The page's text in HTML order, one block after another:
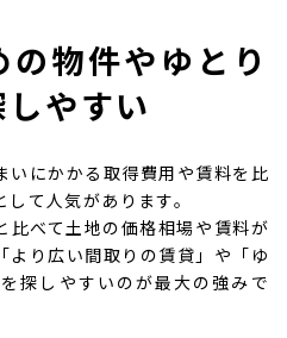
物件やゆとり
やすい
いにかかる取得費用や賃料を比
て人気があります。
比べて土地の価格相場や賃料が
より広い間取りの賃貸」や「ゆ
探しやすいのが最大の強みで